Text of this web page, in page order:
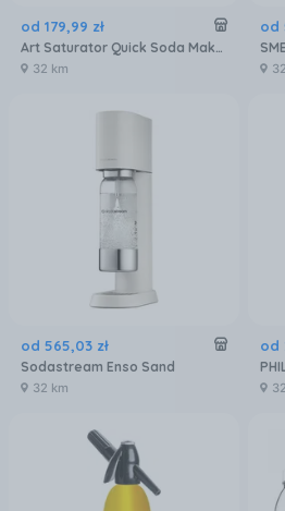
od 179,99 zł
Art Saturator Quick Soda Maker Szary
32 km
od
od 565,03 zł
Sodastream Enso Sand
32 km
od